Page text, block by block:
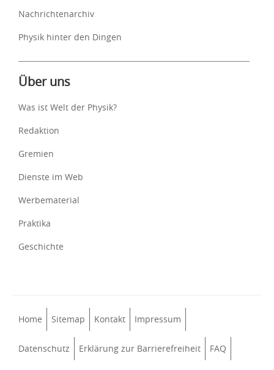
Nachrichtenarchiv
Physik hinter den Dingen
Über uns
Was ist Welt der Physik?
Redaktion
Gremien
Dienste im Web
Werbematerial
Praktika
Geschichte
Home Sitemap Kontakt Impressum
Datenschutz Erklärung zur Barrierefreiheit FAQ